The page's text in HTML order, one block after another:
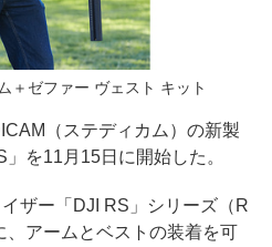
＋ゼファー ヴェスト キット
（ステディカム）の新製
を11月15日に開始した。
ザー「DJI RS」シリーズ（R
アームとベストの装着を可